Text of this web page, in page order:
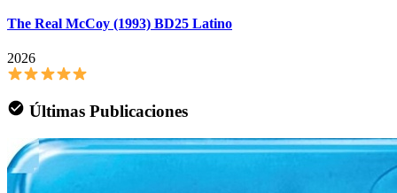
The Real McCoy (1993) BD25 Latino
2026
Últimas Publicaciones